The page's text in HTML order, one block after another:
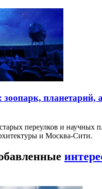
планетарий,
переулков и научных
и Москва-Сити.